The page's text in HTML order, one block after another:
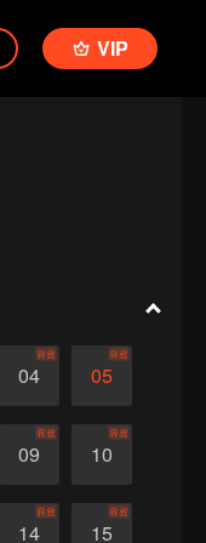
VIP
04
유료
05
유료
09
유료
10
유료
14
유료
15
유료